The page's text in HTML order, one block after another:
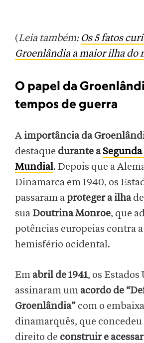
(Leia também: Os 5 fatos
Groenlândia a maior ilha do
O papel da
tempos de guerra
A importância da
destaque durante a
Mundial. Depois que a
Dinamarca em 1940, os
passaram a proteger a ilha
sua Doutrina Monroe, que
potências europeias contra
hemisfério ocidental.
Em abril de 1941, os Estados
assinaram um acordo de
Groenlândia” com o
dinamarquês, que concedeu
direito de construir e